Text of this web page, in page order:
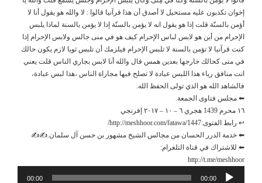
إخوان تكذبون عليه مستحيل لا أصدق أن هذا قرآنيا قالوا : لا والله هو يقول أنا لا
أؤمن بالسنّة قلت إذا هو يقول انه لا يؤمن بالسنّة إذا لا يؤمن بالسنة لماذا يلبس
الإحرام من أين هو لابس لباس الإحرام كيف هو في منى جالس ولابس الإحرام إذا
كنت قرآنيا لا تؤمن بالسنة لا تلبس الإحرام فيلزمك أن تلبس ثوبا لازم يكون حالك
في منى كحالك خارجها بعدين همس قال والله أنا لابس بجاري الناس قلت يعني
انت منافق رياء هذا اللبس عبادة لا تصلح فيها مجاراة الناس ،هذا لبس عبادة،
فالشاهد الله هو الذي تولى الحفظ الله.
⬅ مجلس فتاوى الجمعة.
١٦ محرم 1439 هجري ٦ – ١٠ – ٢٠١٧ إفرنجي
↩ رابط الفتوى:http://meshhoor.com/fatawa/1447/
⬅ خدمة الدرر الحسان من مجالس الشيخ مشهور بن حسن آل سلمان.✍✍
⬅ للاشتراك في قناة التلغرام:
http://t.me/meshhoor
مشغل
00:00
00:00